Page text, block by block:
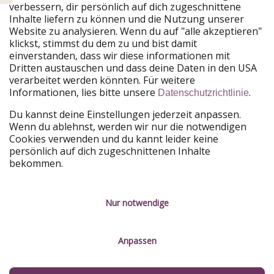
Unsere Märkte
PiratinViaggio
HolidayPirates
VakantiePiraten
WakacyjniPiraci
VoyagesPirates
Ferienpiraten
Urlaubspiraten
ViajerosPiratas
TravelPirates
HolidayPirates Group
Lerne uns kennen
Über uns
Nachhaltigkeit
Rechtliches
Kontakt
Service-Kontrolle
verbessern, dir persönlich auf dich zugeschnittene
Inhalte liefern zu können und die Nutzung unserer
Website zu analysieren. Wenn du auf "alle akzeptieren"
klickst, stimmst du dem zu und bist damit
einverstanden, dass wir diese informationen mit
Dritten austauschen und dass deine Daten in den USA
verarbeitet werden könnten. Für weitere
Informationen, lies bitte unsere Datenschutzrichtlinie.
Du kannst deine Einstellungen jederzeit anpassen.
Wenn du ablehnst, werden wir nur die notwendigen
Cookies verwenden und du kannt leider keine
persönlich auf dich zugeschnittenen Inhalte
bekommen.
Nur notwendige
Anpassen